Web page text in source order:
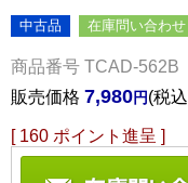
中古品 在庫問い合わせ
商品番号 TCAD-562B
販売価格 7,980 税込
[ 160 ポイント進呈 ]